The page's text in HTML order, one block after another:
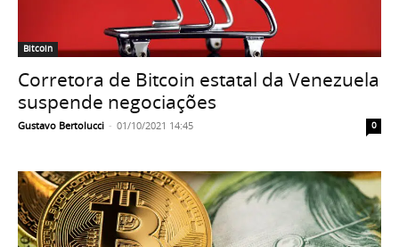
Bitcoin
Corretora de Bitcoin estatal da Venezuela
suspende negociações
Gustavo Bertolucci - 01/10/2021 14:45 0